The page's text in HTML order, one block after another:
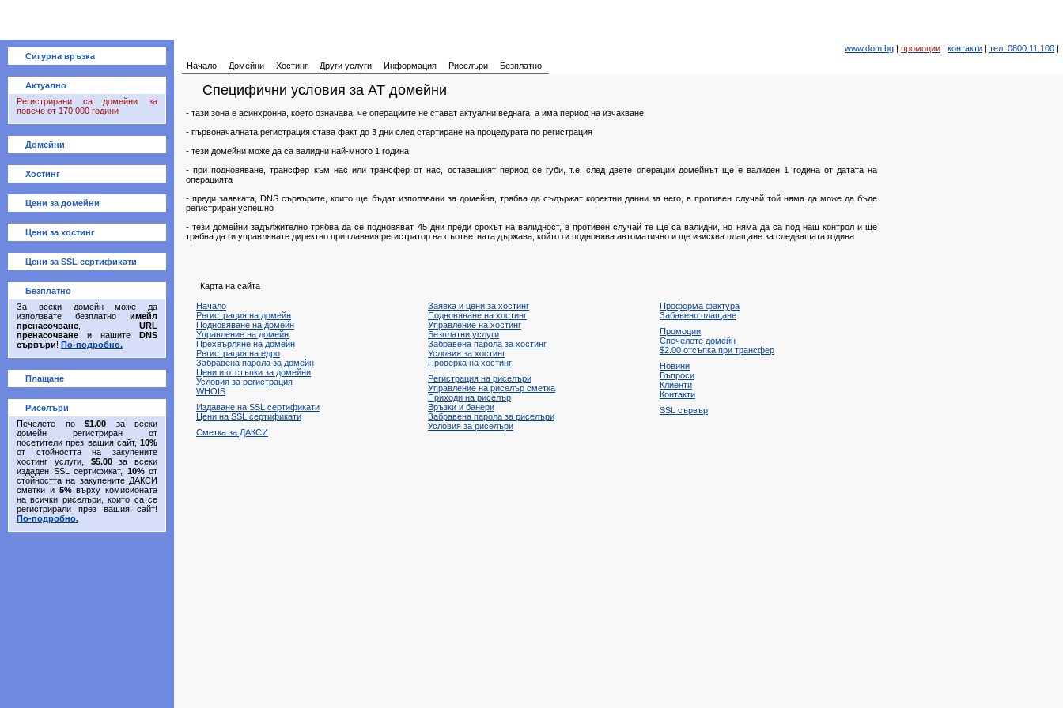
Сигурна връзка
Актуално
Регистрирани са домейни за
повече от 170,000 години
Домейни
Хостинг
Цени за домейни
Цени за хостинг
Цени за SSL сертификати
Безплатно
За всеки домейн може да
използвате безплатно имейл
пренасочване
URL
пренасочване и нашите DNS
сървъри! По-подробно.
Плащане
Риселъри
Печелете по $1.00 за всеки
домейн регистриран от
посетители през вашия сайт, 10%
от стойността на закупените
хостинг услуги, $5.00за всеки
издаден SSL сертификат, 10%от
стойността на закупените ДАКСИ
сметки и 5%върху комисионата
на всички риселъри, които са се
регистрирали през вашия сайт!
По-подробно.
www.dom.bg | промоции | контакти | тел. 0800.11.100 |
Начало
Домейни Хостинг Други услуги Информация Риселъри Безплатно
Специфични условия за AT домейни
- тази зона е асинхронна, което означава, че операциите не стават актуални веднага, а има период на изчакване
- първоначалната регистрация става факт до 3 дни след стартиране на процедурата по регистрация
- тези домейни може да са валидни най-много 1 година
- при подновяване, трансфер към нас или трансфер от нас, оставащият период се губи, т.е. след двете операции домейнът ще е валиден 1 година от датата на
операцията
- преди заявката, DNS сървърите, които ще бъдат използвани за домейна, трябва да съдържат коректни данни за него, в противен случай той няма да може да бъде
регистриран успешно
- тези домейни задължително трябва да се подновяват 45 дни преди срокът на валидност, в противен случай те ще са валидни, но няма да са под наш контрол и ще
трябва да ги управлявате директно при главния регистратор на съответната държава, който ги подновява автоматично и ще изисква плащане за следващата година
Карта на сайта
Начало
Регистрация на домейн
Подновяване на домейн
Управление на домейн
Прехвърляне на домейн
Регистрация на едро
Забравена парола за домейн
Цени и отстъпки за домейни
Условия за регистрация
WHOIS
Издаване на SSL сертификати
Цени на SSL сертификати
Сметка за ДАКСИ
Заявка и цени за хостинг
Подновяване на хостинг
Управление на хостинг
Безплатни услуги
Забравена парола за хостинг
Условия за хостинг
Проверка на хостинг
Регистрация на риселъри
Управление на риселър сметка
Приходи на риселър
Връзки и банери
Забравена парола за риселъри
Условия за риселъри
Проформа фактура
Забавено плащане
Промоции
Спечелете домейн
$2.00 отсъпка при трансфер
Новини
Въпроси
Клиенти
Контакти
SSL сървър